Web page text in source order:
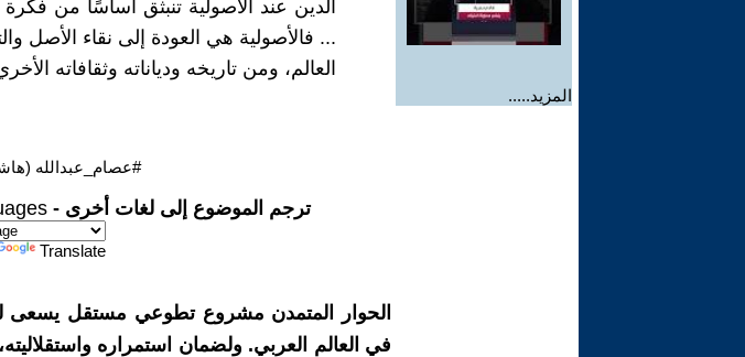
المزيد.....
... فالأصولية هي العودة إلى نقاء الأصل
العالم، ومن تاريخه ودياناته وثقافاته
#عصام_عبدالله
ترجم الموضوع إلى لغات أخرى -
Translate
الحوار المتمدن مشروع تطوعي مستقل يسعى
في العالم العربي. ولضمان استمراره